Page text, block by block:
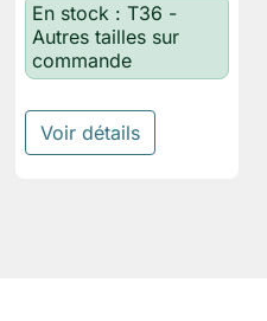
En stock : T36 -
Autres tailles sur
commande
Voir détails